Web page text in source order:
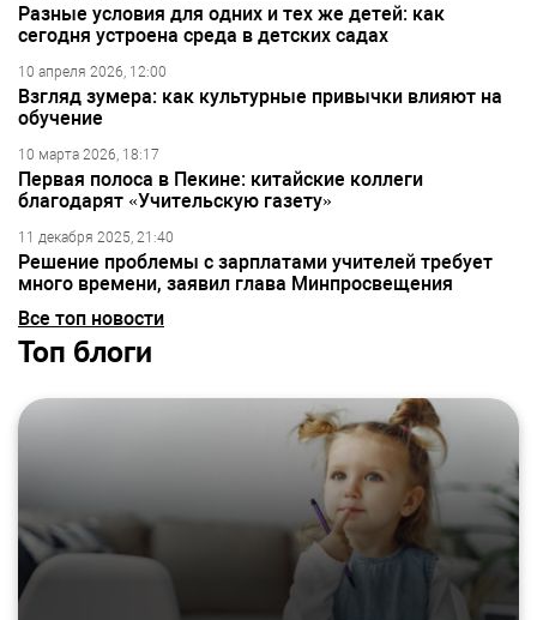
Разные условия для одних и тех же детей: как
сегодня устроена среда в детских садах
10 апреля 2026, 12:00
Взгляд зумера: как культурные привычки влияют на
обучение
10 марта 2026, 18:17
Первая полоса в Пекине: китайские коллеги
благодарят «Учительскую газету»
11 декабря 2025, 21:40
Решение проблемы с зарплатами учителей требует
много времени, заявил глава Минпросвещения
Все топ новости
Топ блоги